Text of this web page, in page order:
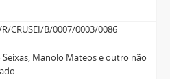
CRUSEI/B/0007/0003/0086
Seixas, Manolo Mateos e outro não